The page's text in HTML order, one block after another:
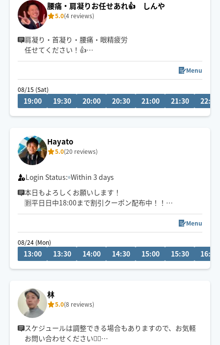
腰痛・肩凝りお任せあれ👍 しんや
5.0(4 reviews)
肩凝り・首凝り・腰痛・眼精疲労
任せてください！👍
仕事で疲れたあなたの身体を弱圧から強圧まで！希望の
圧加減に合わせて最高のひと時をご提供いたいます🙇‍♂️
Menu
08/15 (Sat)
19:00 19:30 20:00 20:30 21:00 21:30 22:00
Hayato
5.0(20 reviews)
Login Status: Within 3 days
本日もよろしくお願いします！
🈹平日日中18:00まで割引クーポン配布中！！
神戸発🚲下半身から上半身まで満遍なく的確に凝り固ま
った筋肉をほぐしていきます👍ホテル、旅館などで働き
確かな経験💪遠方の方もご遠慮なくご依頼ください❗️お待
ちしてます🙇‍♂️
Menu
08/24 (Mon)
13:00 13:30 14:00 14:30 15:00 15:30 16:00
林
5.0(8 reviews)
スケジュールは調整できる場合もありますので、お気軽
お問い合わせください🙇‍♂️